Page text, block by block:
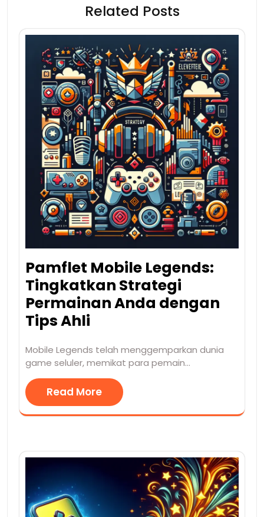
Related Posts
Pamflet Mobile Legends:
Tingkatkan Strategi
Permainan Anda dengan
Tips Ahli
Mobile Legends telah menggemparkan dunia
game seluler, memikat para pemain…
Read More